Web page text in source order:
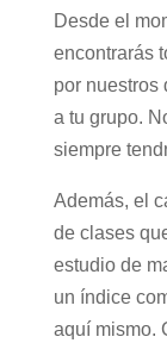
Desde el
encontrarás
por nuestros
a tu grupo.
siempre
Además, el
de clases
estudio de
un índice
aquí mismo.